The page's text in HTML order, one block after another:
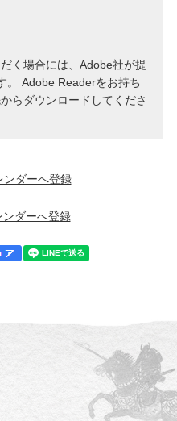
く場合には、Adobe社が提
Adobe Readerをお持ち
らダウンロードしてくださ
ンダーへ登録
ダーへ登録